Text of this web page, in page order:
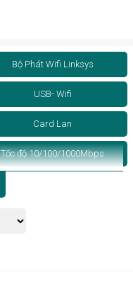
Bộ Phát Wifi Linksys
USB- Wifi
Card Lan
Tốc độ 10/100/1000Mbps